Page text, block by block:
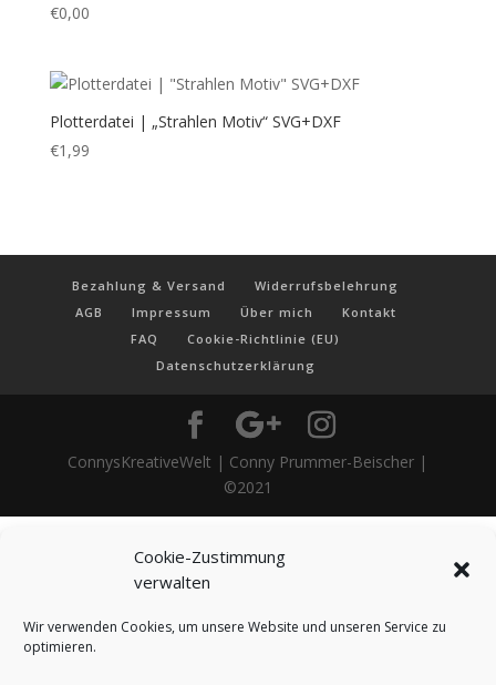
Cookie-Zustimmung
verwalten
Wir verwenden Cookies, um unsere Website und unseren Service zu
optimieren.
€0,00
Plotterdatei | „Strahlen Motiv“ SVG+DXF
€1,99
Bezahlung & Versand
Widerrufsbelehrung
AGB
Impressum Über mich
Kontakt
FAQ
Cookie-Richtlinie (EU)
Datenschutzerklärung
ConnysKreativeWelt | Conny Prummer-Beischer |
©2021